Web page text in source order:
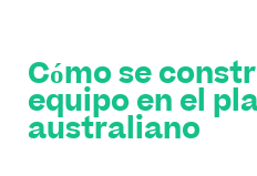
Cómo se
equipo en el
australiano